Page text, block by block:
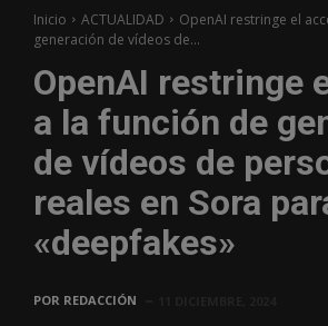
Inicio ACTUALIDAD
OpenAI restringe el
generación de vídeos de...
OpenAI restringe
a la función de
de vídeos de
reales en Sora
«deepfakes»
POR REDACCIÓN